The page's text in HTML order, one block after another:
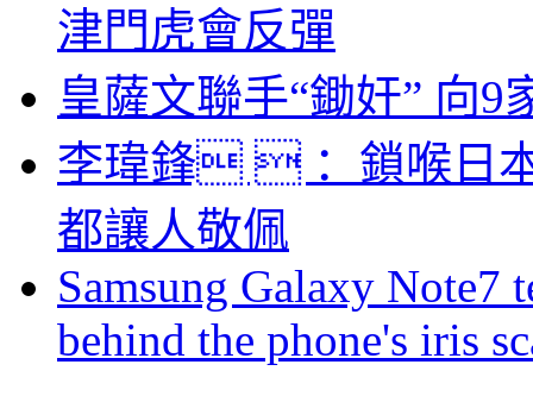
津門虎會反彈
皇薩文聯手“鋤奸” 向
李瑋鋒  ：鎖喉日
都讓人敬佩
Samsung Galaxy Note7
behind the phone's iris